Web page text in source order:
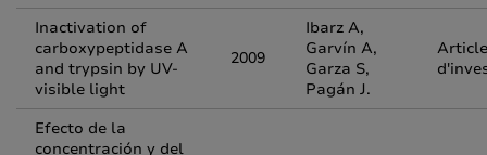
Inactivation of
carboxypeptidase A
and trypsin by UV-
visible light
2009
Ibarz A,
Garvín A,
Garza S,
Pagán J.
Article
Efecto de la
concentración y del